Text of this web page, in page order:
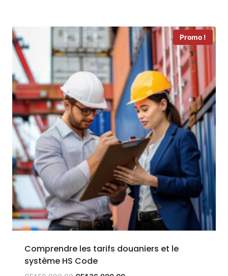
CFA55,000.00.CFA46,900.00.
Promo !
Comprendre les tarifs douaniers et le
système HS Code